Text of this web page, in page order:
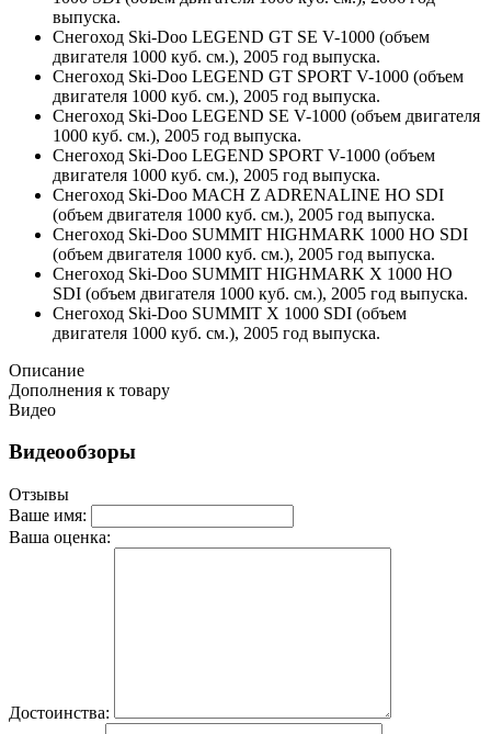
выпуска.
Снегоход Ski-Doo LEGEND GT SE V-1000 (объем
двигателя 1000 куб. см.), 2005 год выпуска.
Снегоход Ski-Doo LEGEND GT SPORT V-1000 (объем
двигателя 1000 куб. см.), 2005 год выпуска.
Снегоход Ski-Doo LEGEND SE V-1000 (объем двигателя
1000 куб. см.), 2005 год выпуска.
Снегоход Ski-Doo LEGEND SPORT V-1000 (объем
двигателя 1000 куб. см.), 2005 год выпуска.
Снегоход Ski-Doo MACH Z ADRENALINE HO SDI
(объем двигателя 1000 куб. см.), 2005 год выпуска.
Снегоход Ski-Doo SUMMIT HIGHMARK 1000 HO SDI
(объем двигателя 1000 куб. см.), 2005 год выпуска.
Снегоход Ski-Doo SUMMIT HIGHMARK X 1000 HO
SDI (объем двигателя 1000 куб. см.), 2005 год выпуска.
Снегоход Ski-Doo SUMMIT X 1000 SDI (объем
двигателя 1000 куб. см.), 2005 год выпуска.
Описание
Дополнения к товару
Видео
Видеообзоры
Отзывы
Ваше имя:
Ваша оценка:
Достоинства: